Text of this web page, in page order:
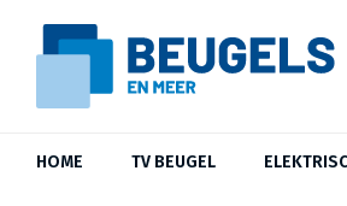
HOME TV BEUGEL